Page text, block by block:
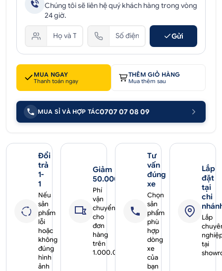
Chúng tôi sẽ liên hệ quý khách hàng trong vòng
24 giờ.
Gửi
MUA NGAY
Thanh toán ngay
THÊM GIỎ HÀNG
Mua thêm sau
MUA SỈ VÀ HỢP TÁC0707 07 08 09
Đổi
trả
1-
1
Nếu
sản
phẩm
lỗi
hoặc
không
đúng
hình
ảnh
Giảm
50.000₫
Phí
vận
chuyển
cho
đơn
hàng
trên
1.000.000₫
Tư
vấn
đúng
xe
Chọn
sản
phẩm
phù
hợp
dòng
xe
của
bạn
Lắp
đặt
tại
chi
Lắp
tại